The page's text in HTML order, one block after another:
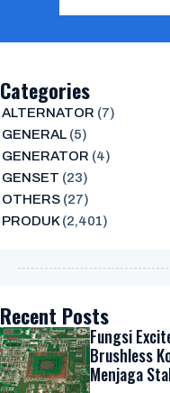
Categories
ALTERNATOR (7)
GENERAL(5)
GENERATOR (4)
GENSET (23)
OTHERS(27)
PRODUK(2,401)
Recent Posts
Fungsi
Brushless
Menjaga